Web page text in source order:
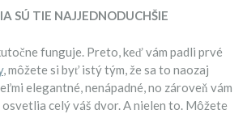
SÚ TIE NAJJEDNODUCHŠIE
funguje. Preto, keď vám padli prvé
, môžete si byť istý tým, že sa to naozaj
elegantné, nenápadné, no zároveň vám
celý váš dvor. A nielen to. Môžete